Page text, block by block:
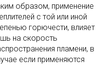
образом, применение
с той или иной
горючести, влияет
на скорость
пламени, в
если применяются